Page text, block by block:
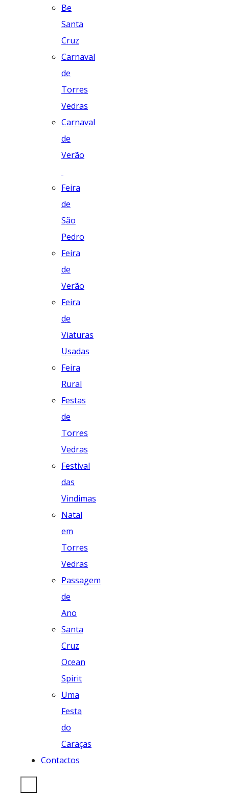
Be
Santa
Cruz
Carnaval
de
Torres
Vedras
Carnaval
de
Verão
Feira
de
São
Pedro
Feira
de
Verão
Feira
de
Viaturas
Usadas
Feira
Rural
Festas
de
Torres
Vedras
Festival
das
Vindimas
Natal
em
Torres
Vedras
Passagem
de
Ano
Santa
Cruz
Ocean
Spirit
Uma
Festa
do
Caraças
Contactos